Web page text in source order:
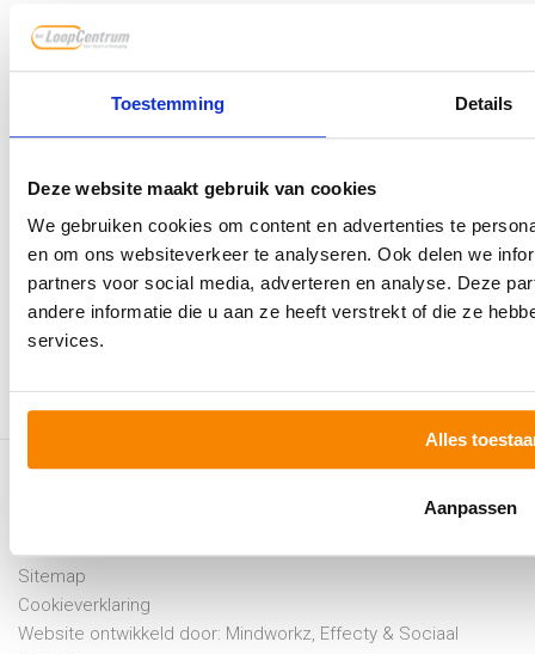
Toestemming Details
Deze website maakt gebruik van cookies
We gebruiken cookies om content en advertenties te
en om ons websiteverkeer te analyseren. Ook delen we
partners voor social media, adverteren en analyse. Deze
andere informatie die u aan ze heeft verstrekt of die ze
services.
Alles
Aanpassen
het LoopCentrum
Contact
Over ons
Werken bij
Blog/nieuws
Volg ons op social media
Sitemap
Cookieverklaring
Website ontwikkeld door: Mindworkz, Effecty & Sociaal